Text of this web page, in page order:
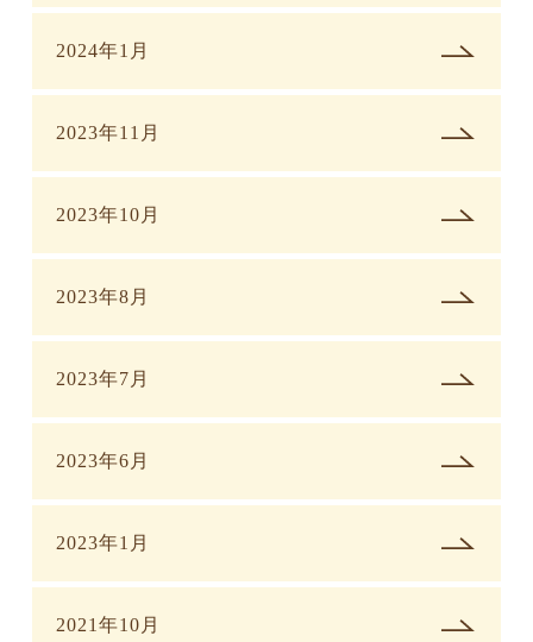
2024年1月
2023年11月
2023年10月
2023年8月
2023年7月
2023年6月
2023年1月
2021年10月